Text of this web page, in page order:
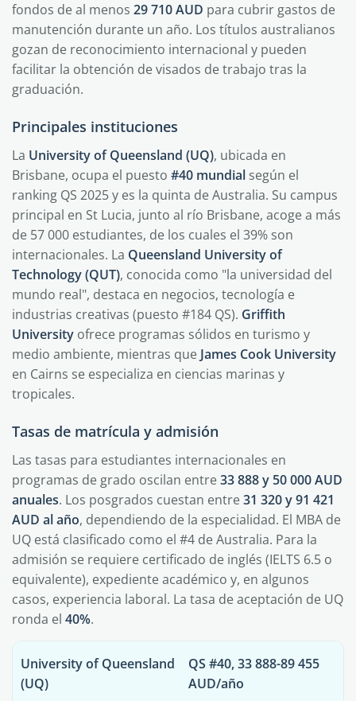
fondos de al menos 29 710 AUD para cubrir gastos de
manutención durante un año. Los títulos australianos
gozan de reconocimiento internacional y pueden
facilitar la obtención de visados de trabajo tras la
graduación.
Principales instituciones
La University of Queensland (UQ), ubicada en
Brisbane, ocupa el puesto #40 mundial según el
ranking QS 2025 y es la quinta de Australia. Su campus
principal en St Lucia, junto al río Brisbane, acoge a más
de 57 000 estudiantes, de los cuales el 39% son
internacionales. La Queensland University of
Technology (QUT), conocida como "la universidad del
mundo real", destaca en negocios, tecnología e
industrias creativas (puesto #184 QS). Griffith
University ofrece programas sólidos en turismo y
medio ambiente, mientras que James Cook University
en Cairns se especializa en ciencias marinas y
tropicales.
Tasas de matrícula y admisión
Las tasas para estudiantes internacionales en
programas de grado oscilan entre33 888 y 50 000 AUD
anuales. Los posgrados cuestan entre31 320 y 91 421
AUD al año, dependiendo de la especialidad. El MBA de
UQ está clasificado como el #4 de Australia. Para la
admisión se requiere certificado de inglés (IELTS 6.5 o
equivalente), expediente académico y, en algunos
casos, experiencia laboral. La tasa de aceptación de UQ
ronda el 40%.
University of Queensland
(UQ)
QS #40, 33 888-89 455
AUD/año